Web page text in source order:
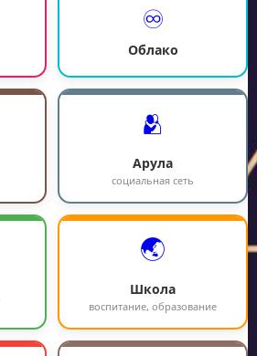
♾️
Облако
🫂
Арула
социальная сеть
🌏
Школа
воспитание, образование